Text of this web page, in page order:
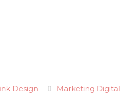
Design
Marketing Digital